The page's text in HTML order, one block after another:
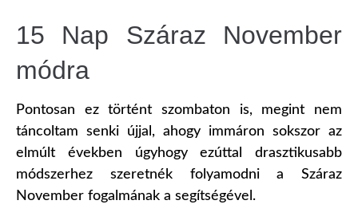
15 Nap Száraz November
módra
Pontosan ez történt szombaton is, megint nem
táncoltam senki újjal, ahogy immáron sokszor az
elmúlt években úgyhogy ezúttal drasztikusabb
módszerhez szeretnék folyamodni a Száraz
November fogalmának a segítségével.